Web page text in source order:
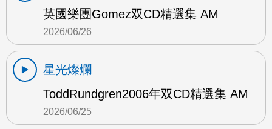
英國樂團Gomez双CD精選集 AM
2026/06/26
星光燦爛
ToddRundgren2006年双CD精選集 AM
2026/06/25